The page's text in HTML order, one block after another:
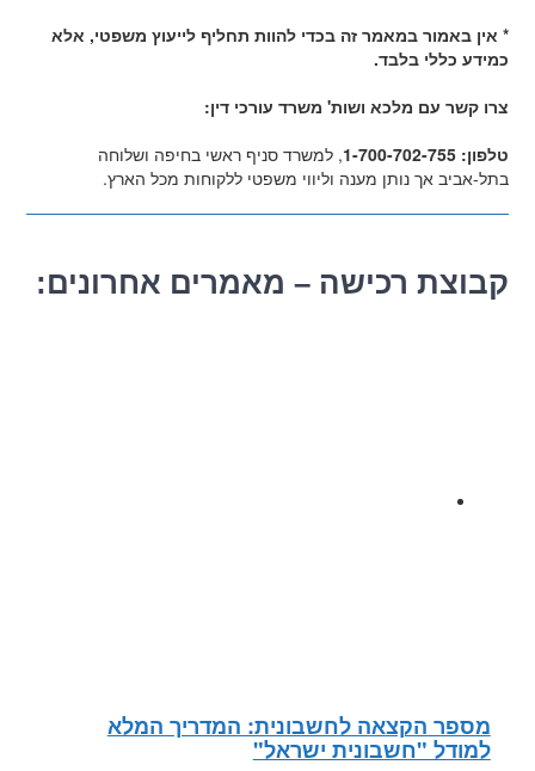
* אין באמור במאמר זה בכדי להוות תחליף לייעוץ משפטי, אלא
כמידע כללי בלבד.
צרו קשר עם מלכא ושות' משרד עורכי דין:
טלפון: 1-700-702-755
, למשרד סניף ראשי בחיפה ושלוחה
בתל-אביב אך נותן מענה וליווי משפטי ללקוחות מכל הארץ.
קבוצת רכישה – מאמרים אחרונים:
מספר הקצאה לחשבונית: המדריך המלא
למודל "חשבונית ישראל"